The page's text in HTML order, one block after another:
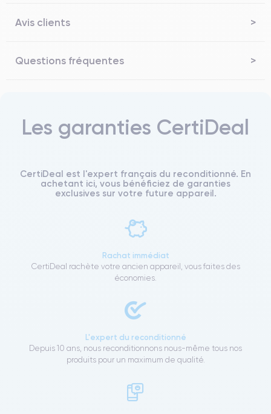
Avis clients
Questions fréquentes
Les garanties CertiDeal
CertiDeal est l'expert français du reconditionné. En
achetant ici, vous bénéficiez de garanties
exclusives sur votre future appareil.
Rachat immédiat
CertiDeal rachète votre ancien appareil, vous faites des
économies.
L'expert du reconditionné
Depuis 10 ans, nous reconditionnons nous-même tous nos
produits pour un maximum de qualité.